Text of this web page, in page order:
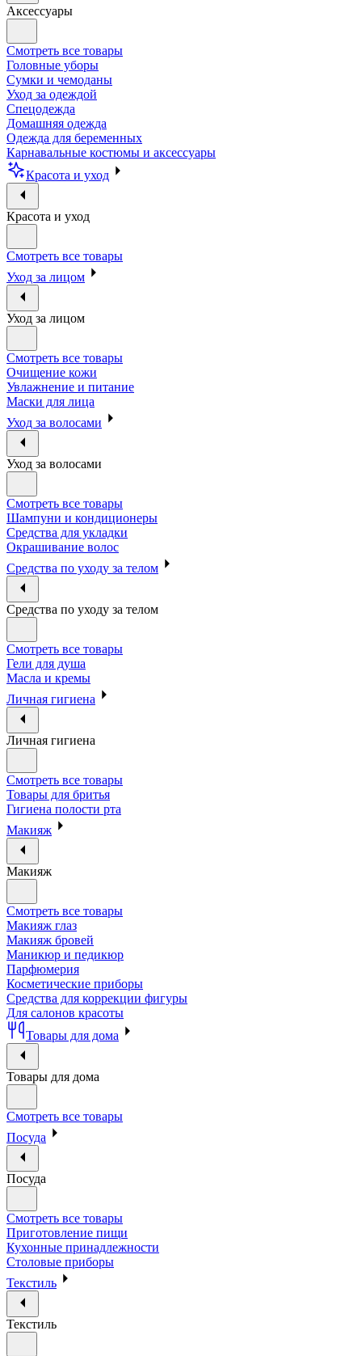
Аксессуары
Смотреть все товары
Головные уборы
Сумки и чемоданы
Уход за одеждой
Спецодежда
Домашняя одежда
Одежда для беременных
Карнавальные костюмы и аксессуары
Красота и уход
Красота и уход
Смотреть все товары
Уход за лицом
Уход за лицом
Смотреть все товары
Очищение кожи
Увлажнение и питание
Маски для лица
Уход за волосами
Уход за волосами
Смотреть все товары
Шампуни и кондиционеры
Средства для укладки
Окрашивание волос
Средства по уходу за телом
Средства по уходу за телом
Смотреть все товары
Гели для душа
Масла и кремы
Личная гигиена
Личная гигиена
Смотреть все товары
Товары для бритья
Гигиена полости рта
Макияж
Макияж
Смотреть все товары
Макияж глаз
Макияж бровей
Маникюр и педикюр
Парфюмерия
Косметические приборы
Средства для коррекции фигуры
Для салонов красоты
Товары для дома
Товары для дома
Смотреть все товары
Посуда
Посуда
Смотреть все товары
Приготовление пищи
Кухонные принадлежности
Столовые приборы
Текстиль
Текстиль